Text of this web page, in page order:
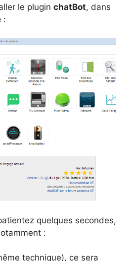
le plugin chatBot, dans
:
quelques secondes,
:
technique), ce sera